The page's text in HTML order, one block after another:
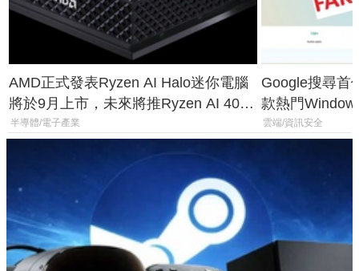
AMD正式發表Ryzen AI Halo迷你電腦
將於9月上市，未來將推Ryzen AI 400
Max系列處理器與對應升級版
半導體/電子產業
Google搜尋首
款熱門
機
雲端/資訊安全